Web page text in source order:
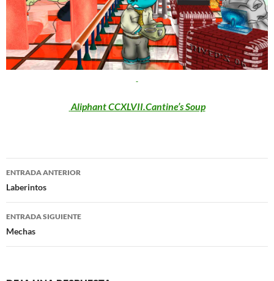
Aliphant CCXLVII.Cantine’s Soup
Navegación
de
entradas
ENTRADA ANTERIOR
Laberintos
ENTRADA SIGUIENTE
Mechas